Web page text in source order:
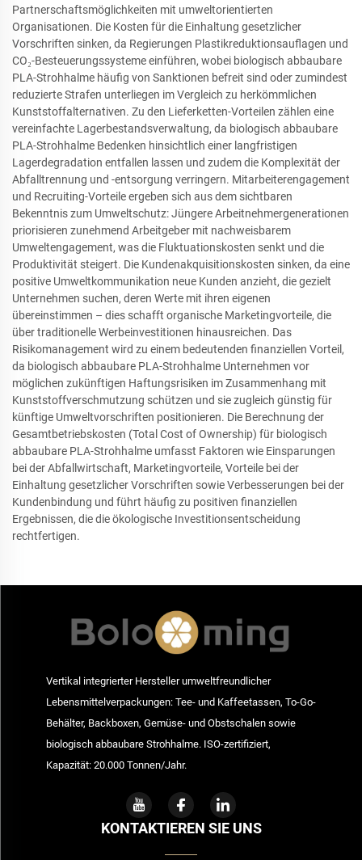
Partnerschaftsmöglichkeiten mit umweltorientierten
Organisationen. Die Kosten für die Einhaltung gesetzlicher
Vorschriften sinken, da Regierungen Plastikreduktionsauflagen und
CO₂-Besteuerungssysteme einführen, wobei biologisch abbaubare
PLA-Strohhalme häufig von Sanktionen befreit sind oder zumindest
reduzierte Strafen unterliegen im Vergleich zu herkömmlichen
Kunststoffalternativen. Zu den Lieferketten-Vorteilen zählen eine
vereinfachte Lagerbestandsverwaltung, da biologisch abbaubare
PLA-Strohhalme Bedenken hinsichtlich einer langfristigen
Lagerdegradation entfallen lassen und zudem die Komplexität der
Abfalltrennung und -entsorgung verringern. Mitarbeiterengagement
und Recruiting-Vorteile ergeben sich aus dem sichtbaren
Bekenntnis zum Umweltschutz: Jüngere Arbeitnehmergenerationen
priorisieren zunehmend Arbeitgeber mit nachweisbarem
Umweltengagement, was die Fluktuationskosten senkt und die
Produktivität steigert. Die Kundenakquisitionskosten sinken, da eine
positive Umweltkommunikation neue Kunden anzieht, die gezielt
Unternehmen suchen, deren Werte mit ihren eigenen
übereinstimmen – dies schafft organische Marketingvorteile, die
über traditionelle Werbeinvestitionen hinausreichen. Das
Risikomanagement wird zu einem bedeutenden finanziellen Vorteil,
da biologisch abbaubare PLA-Strohhalme Unternehmen vor
möglichen zukünftigen Haftungsrisiken im Zusammenhang mit
Kunststoffverschmutzung schützen und sie zugleich günstig für
künftige Umweltvorschriften positionieren. Die Berechnung der
Gesamtbetriebskosten (Total Cost of Ownership) für biologisch
abbaubare PLA-Strohhalme umfasst Faktoren wie Einsparungen
bei der Abfallwirtschaft, Marketingvorteile, Vorteile bei der
Einhaltung gesetzlicher Vorschriften sowie Verbesserungen bei der
Kundenbindung und führt häufig zu positiven finanziellen
Ergebnissen, die die ökologische Investitionsentscheidung
rechtfertigen.
Vertikal integrierter Hersteller umweltfreundlicher
Lebensmittelverpackungen: Tee- und Kaffeetassen, To-Go-
Behälter, Backboxen, Gemüse- und Obstschalen sowie
biologisch abbaubare Strohhalme. ISO-zertifiziert,
Kapazität: 20.000 Tonnen/Jahr.
KONTAKTIEREN SIE UNS